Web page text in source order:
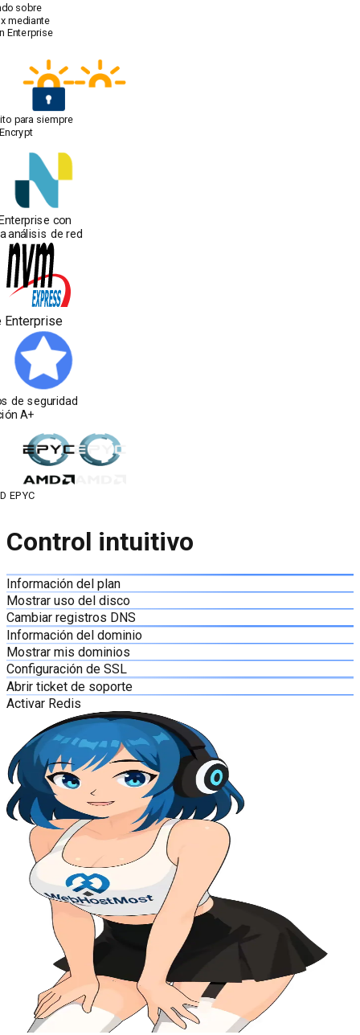
sobre
mediante
Enterprise
para siempre
con
análisis de red
Enterprise
de seguridad
A+
EPYC
Control intuitivo
Información del plan
Mostrar uso del disco
Cambiar registros DNS
Información del dominio
Mostrar mis dominios
Configuración de SSL
Abrir ticket de soporte
Activar Redis